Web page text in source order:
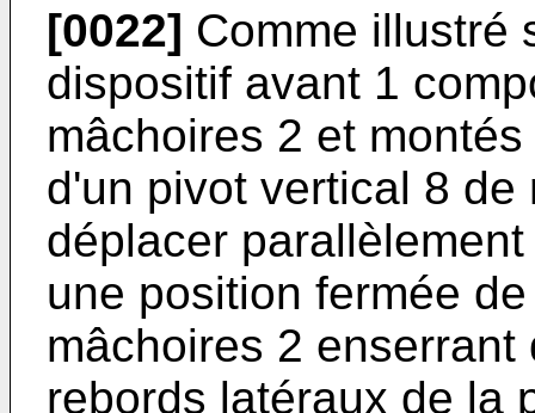
[0022] Comme illustré
dispositif avant 1
mâchoires 2 et
d'un pivot vertical 8
déplacer
une position fermée
mâchoires 2
rebords latéraux de la